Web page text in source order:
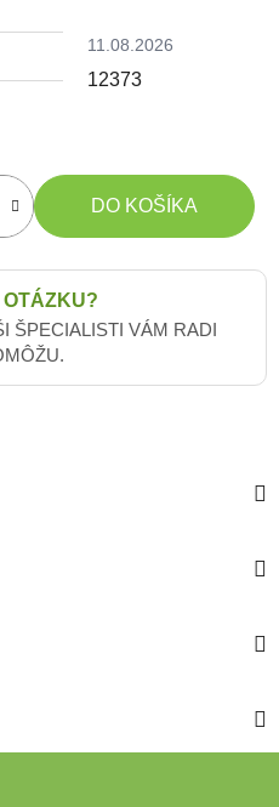
11.08.2026
12373
DO KOŠÍKA
OTÁZKU?
ŠPECIALISTI VÁM RADI